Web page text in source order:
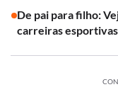
De pai para filho:
carreiras esportivas